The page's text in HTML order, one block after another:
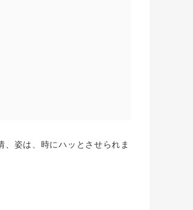
姿は、時にハッとさせられま